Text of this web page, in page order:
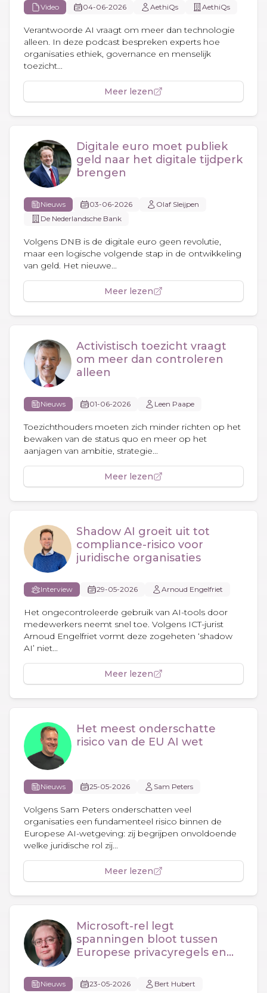
Video 04-06-2026 AethiQs AethiQs
Verantwoorde AI vraagt om meer dan technologie
alleen. In deze podcast bespreken experts hoe
organisaties ethiek, governance en menselijk
toezicht...
Meer lezen
Digitale euro moet publiek
geld naar het digitale tijdperk
brengen
Nieuws 03-06-2026
Olaf Sleijpen
De Nederlandsche Bank
Volgens DNB is de digitale euro geen revolutie,
maar een logische volgende stap in de ontwikkeling
van geld. Het nieuwe...
Meer lezen
Activistisch toezicht vraagt
om meer dan controleren
alleen
Nieuws 01-06-2026 Leen Paape
Toezichthouders moeten zich minder richten op het
bewaken van de status quo en meer op het
aanjagen van ambitie, strategie...
Meer lezen
Shadow AI groeit uit tot
compliance-risico voor
juridische organisaties
Interview 29-05-2026 Arnoud Engelfriet
Het ongecontroleerde gebruik van AI-tools door
medewerkers neemt snel toe. Volgens ICT-jurist
Arnoud Engelfriet vormt deze zogeheten ‘shadow
AI’ niet...
Meer lezen
Het meest onderschatte
risico van de EU AI wet
Nieuws 25-05-2026 Sam Peters
Volgens Sam Peters onderschatten veel
organisaties een fundamenteel risico binnen de
Europese AI-wetgeving: zij begrijpen onvoldoende
welke juridische rol zij...
Meer lezen
Microsoft-rel legt
spanningen bloot tussen
Europese privacyregels en
Nieuws 23-05-2026 Bert Hubert